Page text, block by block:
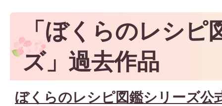
「ぼくらのレシピ
ズ」過去作品
ぼくらのレシピ図鑑シリーズ公